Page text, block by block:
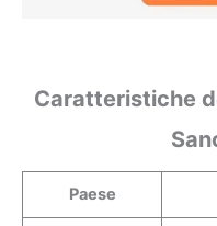
Caratteristiche
Paese